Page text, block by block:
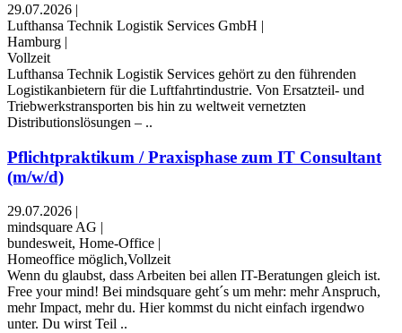
29.07.2026 |
Lufthansa Technik Logistik Services GmbH |
Hamburg |
Vollzeit
Lufthansa Technik Logistik Services gehört zu den führenden
Logistikanbietern für die Luftfahrtindustrie. Von Ersatzteil- und
Triebwerkstransporten bis hin zu weltweit vernetzten
Distributionslösungen – ..
Pflichtpraktikum / Praxisphase zum IT Consultant
(m/w/d)
29.07.2026 |
mindsquare AG |
bundesweit, Home-Office |
Homeoffice möglich,Vollzeit
Wenn du glaubst, dass Arbeiten bei allen IT-Beratungen gleich ist.
Free your mind! Bei mindsquare geht´s um mehr: mehr Anspruch,
mehr Impact, mehr du. Hier kommst du nicht einfach irgendwo
unter. Du wirst Teil ..